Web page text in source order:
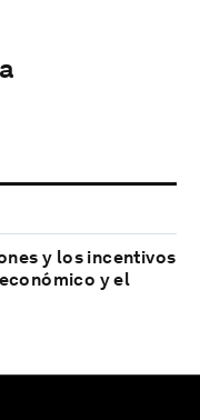
y los incentivos
y el